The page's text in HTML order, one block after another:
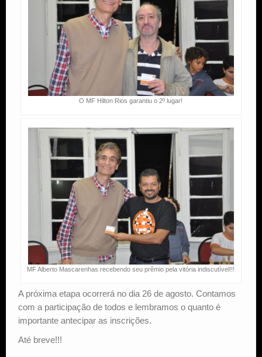
O MF Hilton Rios garantiu o 2º lugar!
MF Alberto Mascarenhas recebendo seu prêmio pela vitória indiscutível!!!
A próxima etapa ocorrerá no dia 26 de agosto. Contamos
com a participação de todos e lembramos o quanto é
importante antecipar as inscrições.
Até breve!!!